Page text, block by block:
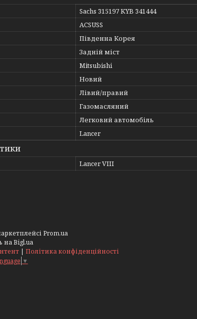
Sachs 315197 KYB 341444
ACSUSS
Південна Корея
Задній міст
Mitsubishi
Новий
Лівий/правий
Газомасляний
Легковий автомобіль
Lancer
Lancer VIII
Prom.ua
на Bigl.ua
| Політика конфіденційності
▼